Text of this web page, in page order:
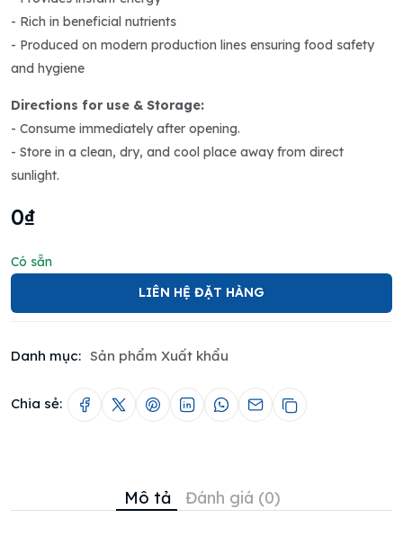
- Rich in beneficial nutrients
- Produced on modern production lines ensuring food safety
and hygiene
Directions for use & Storage:
- Consume immediately after opening.
- Store in a clean, dry, and cool place away from direct
sunlight.
0₫
Có sẵn
LIÊN HỆ ĐẶT HÀNG
Danh mục: Sản phẩm Xuất khẩu
Chia sẻ:
Mô tả Đánh giá (0)